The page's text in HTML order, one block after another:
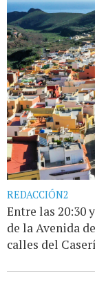
REDACCIÓN2
Entre las 20:30
de la Avenida
calles del